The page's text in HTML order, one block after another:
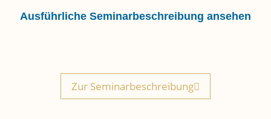
Ausführliche Seminarbeschreibung ansehen
Zur Seminarbeschreibung